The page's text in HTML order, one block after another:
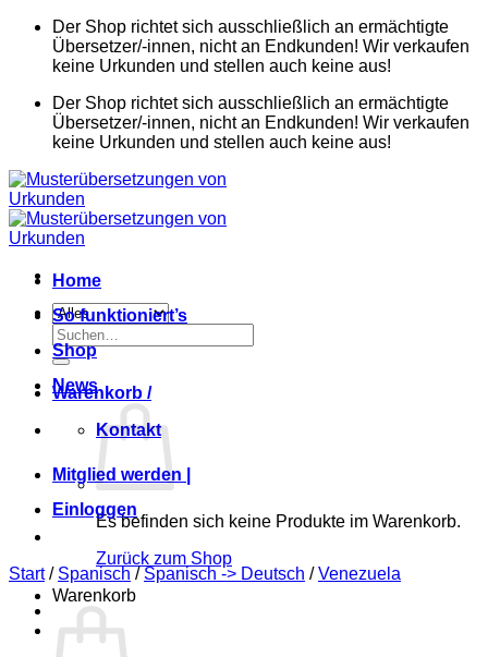
Zum
springen
Der Shop richtet sich ausschließlich an ermächtigte
Übersetzer/-innen, nicht an Endkunden! Wir verkaufen
keine Urkunden und stellen auch keine aus!
Der Shop richtet sich ausschließlich an ermächtigte
Übersetzer/-innen, nicht an Endkunden! Wir verkaufen
keine Urkunden und stellen auch keine aus!
Suchen
nach:
Warenkorb /
Es befinden sich keine Produkte im Warenkorb.
Zurück zum Shop
Warenkorb
Home
So funktioniert’s
Shop
News
Kontakt
Mitglied werden |
Einloggen
Start / Spanisch / Spanisch -> Deutsch / Venezuela